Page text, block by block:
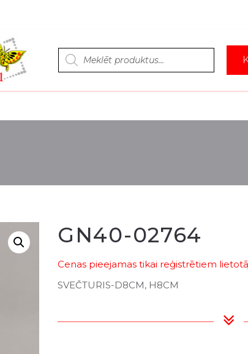
Products
search
GN40-02764
Cenas pieejamas tikai reģistrētiem
SVEČTURIS-D8CM, H8CM